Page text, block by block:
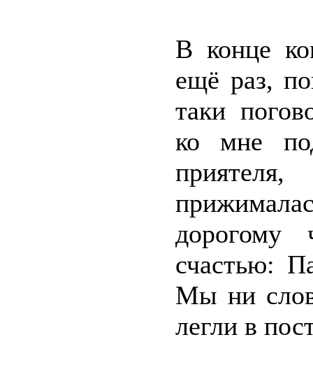
В конце
ещё раз,
таки
ко мне
дорогому
счастью:
Мы ни
легли в